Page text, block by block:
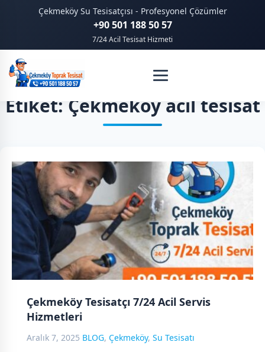
Çekmeköy Su Tesisatçısı - Profesyonel Çözümler
+90 501 188 50 57
7/24 Acil Tesisat Hizmeti
Etiket: Çekmeköy acil tesisat
Çekmeköy Tesisatçı 7/24 Acil Servis
Hizmetleri
Aralık 7, 2025 BLOG, Çekmeköy, Su Tesisatı